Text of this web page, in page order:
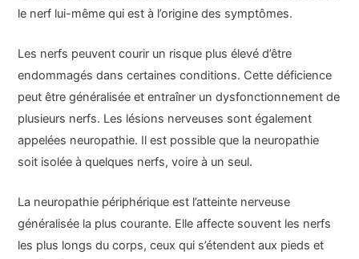
le nerf lui-même qui est à l’origine des symptômes.
Les nerfs peuvent courir un risque plus élevé d’être
endommagés dans certaines conditions. Cette déficience
peut être généralisée et entraîner un dysfonctionnement de
plusieurs nerfs. Les lésions nerveuses sont également
appelées neuropathie. Il est possible que la neuropathie
soit isolée à quelques nerfs, voire à un seul.
La neuropathie périphérique est l’atteinte nerveuse
généralisée la plus courante. Elle affecte souvent les nerfs
les plus longs du corps, ceux qui s’étendent aux pieds et